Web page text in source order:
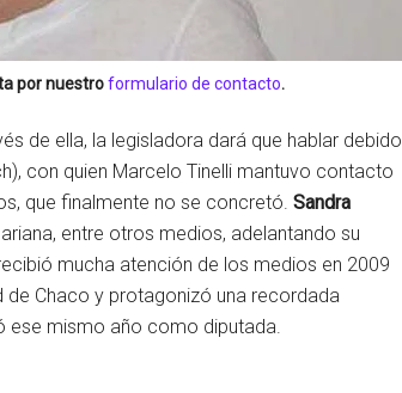
por nuestroformulario de contacto.
de ella, la legisladora dará que hablar debido
con quien Marcelo Tinelli mantuvo contacto
que finalmente no se concretó. Sandra
entre otros medios, adelantando su
mucha atención de los medios en 2009
Chaco y protagonizó una recordada
ese mismo año como diputada.